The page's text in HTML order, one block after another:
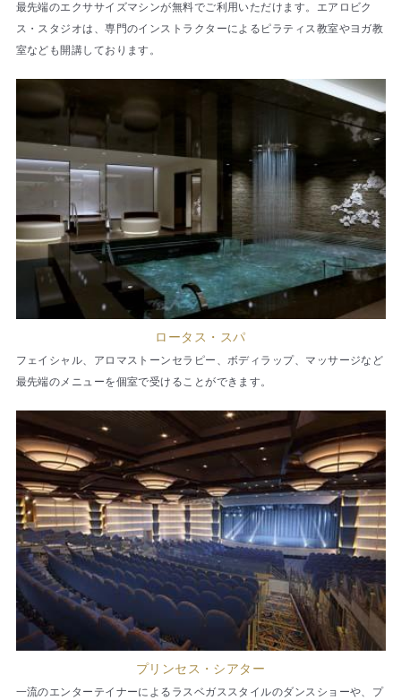
最先端のエクササイズマシンが無料でご利用いただけます。エアロビク
ス・スタジオは、専門のインストラクターによるピラティス教室やヨガ教
室なども開講しております。
ロータス・スパ
フェイシャル、アロマストーンセラピー、ボディラップ、マッサージなど
最先端のメニューを個室で受けることができます。
プリンセス・シアター
一流のエンターテイナーによるラスベガススタイルのダンスショーや、プ